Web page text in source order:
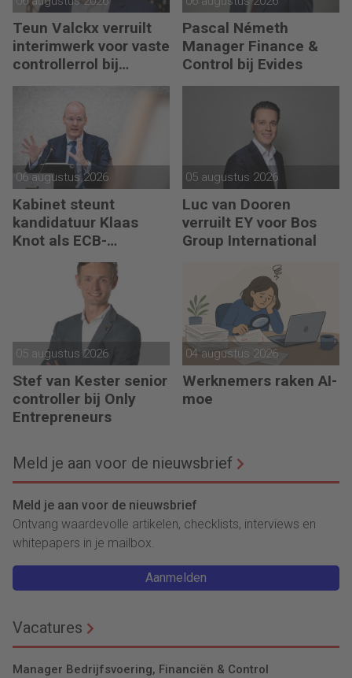
Teun Valckx verruilt
interimwerk voor vaste
controllerrol bij
Synthon
Pascal Németh
Manager Finance &
Control bij Evides
06 augustus 2026
Kabinet steunt
kandidatuur Klaas
Knot als ECB-
05 augustus 2026
Luc van Dooren
verruilt EY voor Bos
Group International
05 augustus 2026
Stef van Kester senior
controller bij Only
Entrepreneurs
04 augustus 2026
Werknemers raken AI-
moe
Meld je aan voor de nieuwsbrief
Meld je aan voor de nieuwsbrief
Ontvang waardevolle artikelen, checklists, interviews en
whitepapers in je mailbox.
Aanmelden
Vacatures
Manager Bedrijfsvoering, Financiën & Control